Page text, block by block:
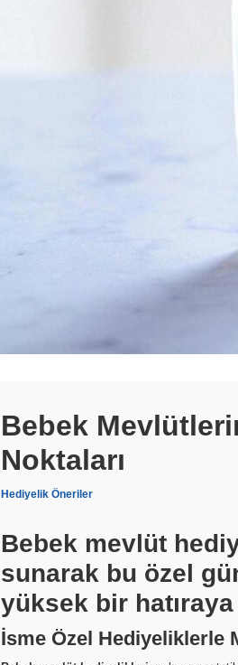
Bebek
Noktaları
Hediyelik Öneriler
Bebek mevlüt
sunarak bu özel
yüksek bir
İsme Özel Hediyeliklerle